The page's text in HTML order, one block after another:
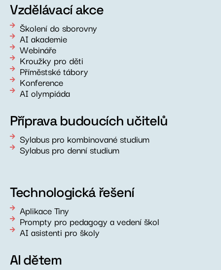
Vzdělávací akce
Školení do sborovny
AI akademie
Webináře
Kroužky pro děti
Příměstské tábory
Konference
AI olympiáda
Příprava budoucích učitelů
Sylabus pro kombinované studium
Sylabus pro denní studium
Technologická řešení
Aplikace Tiny
Prompty pro pedagogy a vedení škol
AI asistenti pro školy
AI dětem